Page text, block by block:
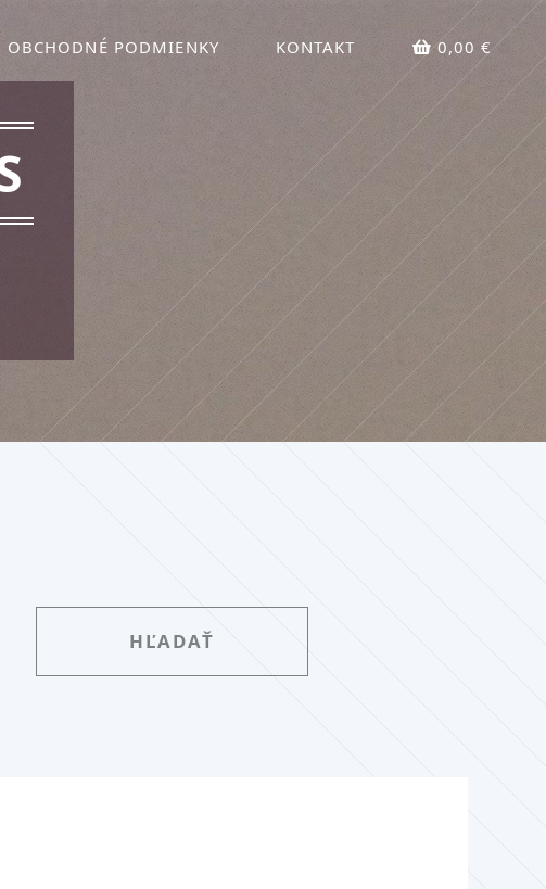
OBCHODNÉ PODMIENKY KONTAKT 0,00 €